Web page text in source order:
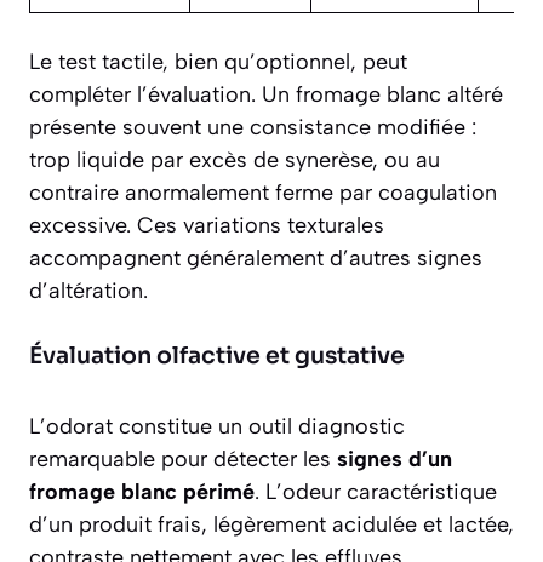
Le test tactile, bien qu’optionnel, peut
compléter l’évaluation. Un fromage blanc altéré
présente souvent une consistance modifiée :
trop liquide par excès de synerèse, ou au
contraire anormalement ferme par coagulation
excessive. Ces variations texturales
accompagnent généralement d’autres signes
d’altération.
Évaluation olfactive et gustative
L’odorat constitue un outil diagnostic
remarquable pour détecter les signes d’un
fromage blanc périmé. L’odeur caractéristique
d’un produit frais, légèrement acidulée et lactée,